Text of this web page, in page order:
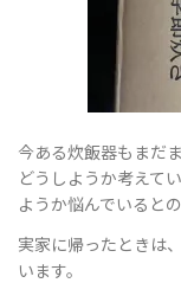
今ある炊飯器もまだ
どうしようか考えて
ようか悩んでいると
実家に帰ったときは
います。